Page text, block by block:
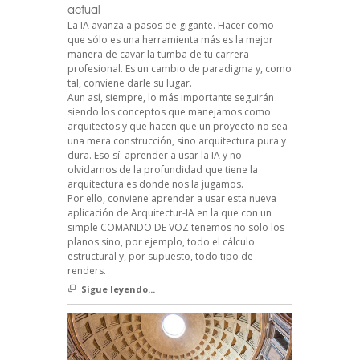
actual
La IA avanza a pasos de gigante. Hacer como
que sólo es una herramienta más es la mejor
manera de cavar la tumba de tu carrera
profesional. Es un cambio de paradigma y, como
tal, conviene darle su lugar.
Aun así, siempre, lo más importante seguirán
siendo los conceptos que manejamos como
arquitectos y que hacen que un proyecto no sea
una mera construcción, sino arquitectura pura y
dura. Eso sí: aprender a usar la IA y no
olvidarnos de la profundidad que tiene la
arquitectura es donde nos la jugamos.
Por ello, conviene aprender a usar esta nueva
aplicación de Arquitectur-IA en la que con un
simple COMANDO DE VOZ tenemos no solo los
planos sino, por ejemplo, todo el cálculo
estructural y, por supuesto, todo tipo de
renders.
Sigue leyendo...